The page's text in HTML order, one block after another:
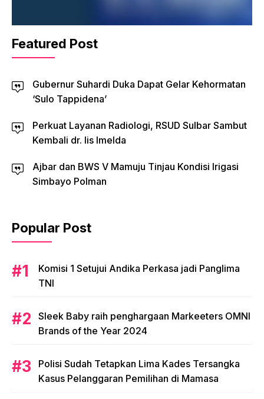
Featured Post
Gubernur Suhardi Duka Dapat Gelar Kehormatan
‘Sulo Tappidena’
Perkuat Layanan Radiologi, RSUD Sulbar Sambut
Kembali dr. Iis Imelda
Ajbar dan BWS V Mamuju Tinjau Kondisi Irigasi
Simbayo Polman
Popular Post
Komisi 1 Setujui Andika Perkasa jadi Panglima
TNI
Sleek Baby raih penghargaan Markeeters OMNI
Brands of the Year 2024
Polisi Sudah Tetapkan Lima Kades Tersangka
Kasus Pelanggaran Pemilihan di Mamasa